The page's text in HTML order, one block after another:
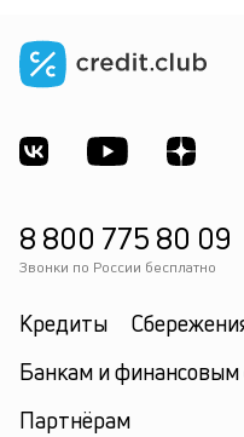
8 800 775 80 09
Звонки по России бесплатно
Кредиты
Банкам и финансовым
Партнёрам